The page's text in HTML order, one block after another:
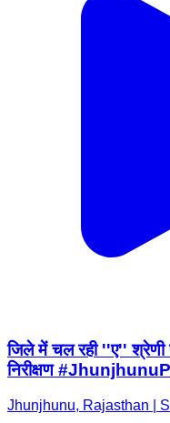
जिले में चल रही ''ए'' श्रेणी
निरीक्षण
Jhunjhunu, Rajasthan |